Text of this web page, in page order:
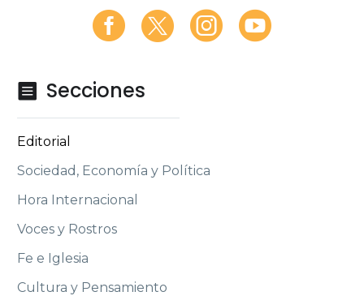
 Secciones
Editorial
Sociedad, Economía y Política
Hora Internacional
Voces y Rostros
Fe e Iglesia
Cultura y Pensamiento